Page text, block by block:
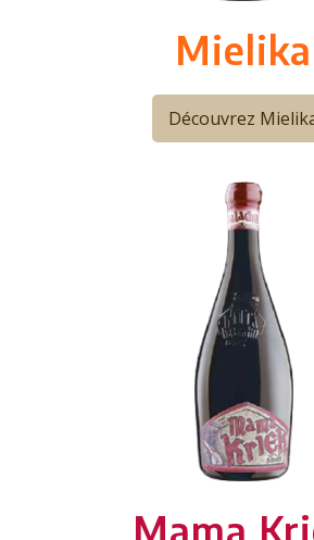
Mielika
Découvrez
Mama